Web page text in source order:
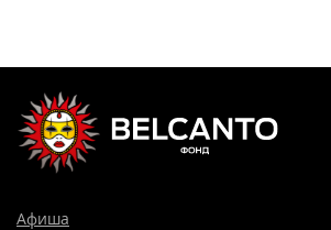
Афиша